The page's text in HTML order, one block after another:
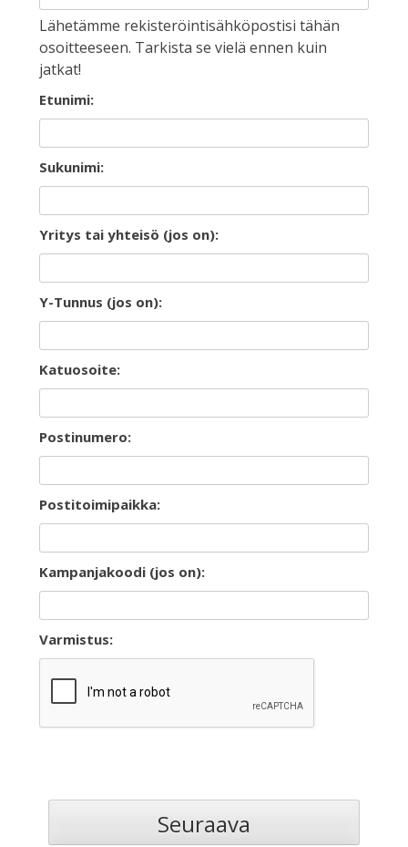
Lähetämme rekisteröintisähköpostisi tähän
osoitteeseen. Tarkista se vielä ennen kuin
jatkat!
Etunimi:
Sukunimi:
Yritys tai yhteisö (jos on):
Y-Tunnus (jos on):
Katuosoite:
Postinumero:
Postitoimipaikka:
Kampanjakoodi (jos on):
Varmistus: